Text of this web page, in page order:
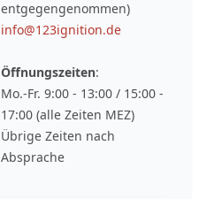
entgegengenommen)
info@123ignition.de
Öffnungszeiten:
Mo.-Fr. 9:00 - 13:00 / 15:00 -
17:00 (alle Zeiten MEZ)
Übrige Zeiten nach
Absprache